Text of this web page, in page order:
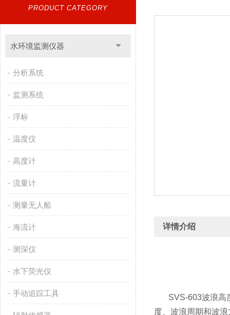
PRODUCT CATEGORY
水环境监测仪器
分析系统
监测系统
浮标
温度仪
高度计
流量计
测量无人船
海流计
测深仪
水下荧光仪
手动追踪工具
详情介绍
SVS-603波浪高
度、波浪周期和波